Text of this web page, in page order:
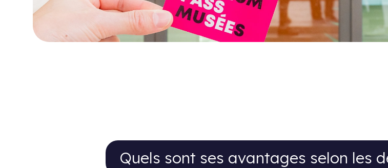
Quels sont ses avantages selon les
Quels sont ses avantages selon les